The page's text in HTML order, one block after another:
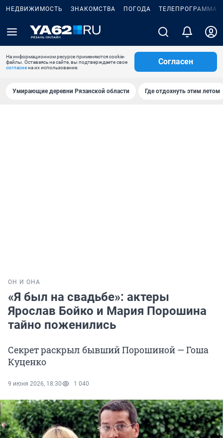
НЕДВИЖИМОСТЬ ЗНАКОМСТВА ПОГОДА ТЕЛЕПРОГРАММА
На информационном ресурсе применяются cookie-
файлы. Оставаясь на сайте, вы подтверждаете свое
согласиена их использование.
Согласен
Умирающие деревни Рязанской области Где отдохнуть этим летом
ОН И ОНА
«Я был на свадьбе»: актеры
Ярослав Бойко и Мария Порошина
тайно поженились
Секрет раскрыл бывший Порошиной — Гоша
Куценко
9 июня 2026, 18:30 1 040